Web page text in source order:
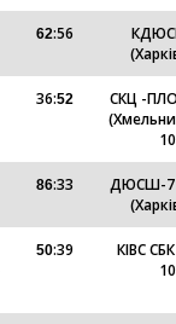
62:56
36:52
СКЦ -
10
86:33
ДЮСШ-7
50:39
КІВС
10